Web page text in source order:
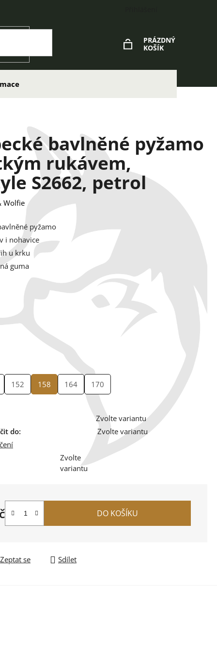
PRÁZDNÝ
KOŠÍK
bavlněné pyžamo
rukávem,
S2662, petrol
Wolfie
pyžamo
i nohavice
u krku
guma
152 158 164 170
Zvolte variantu
do:
Zvolte variantu
Zvolte
variantu
DO KOŠÍKU
Zeptat se Sdílet